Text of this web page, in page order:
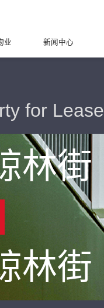
业 新闻中心
for Lease
林街
林街